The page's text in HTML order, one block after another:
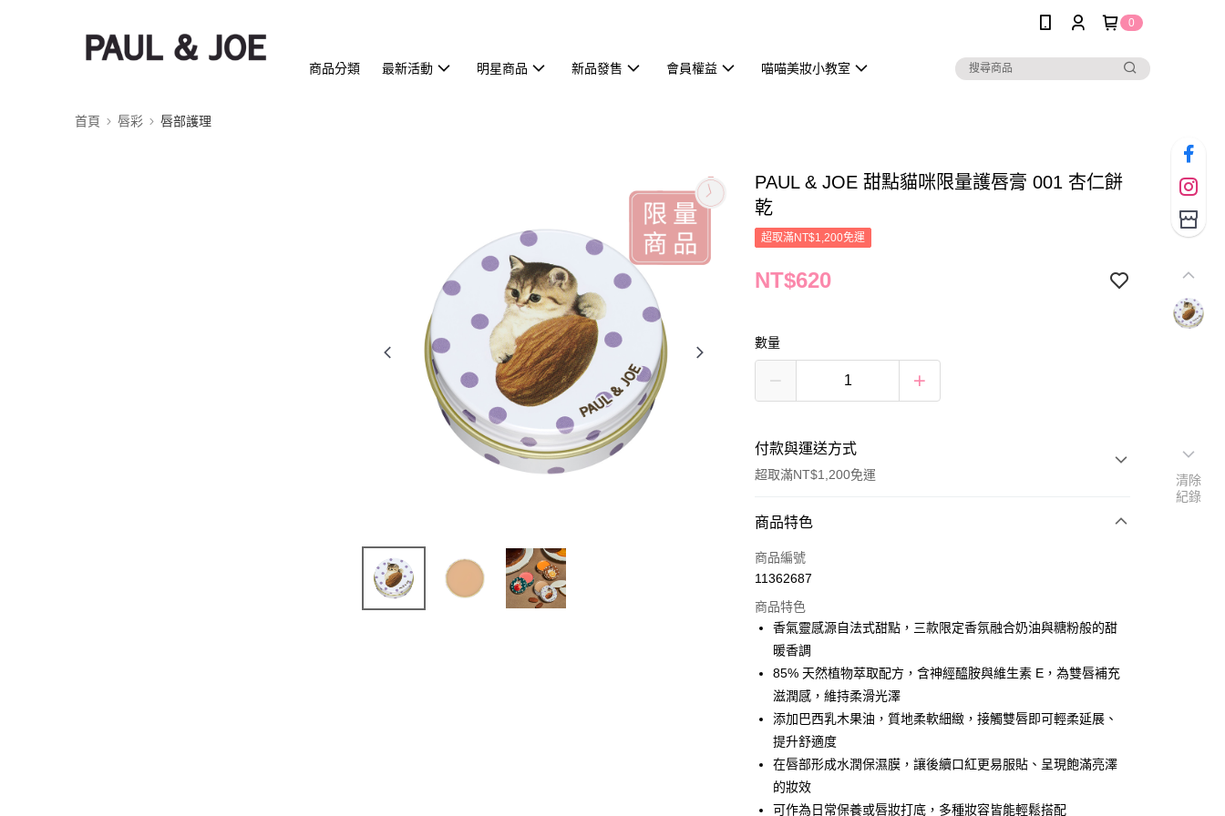
0
商品分類 最新活動 明星商品 新品發售 會員權益 喵喵美妝小教室
首頁 唇彩 唇部護理
PAUL & JOE 甜點貓咪限量護唇膏 001 杏仁餅
乾
超取滿NT$1,200免運
NT$620
數量
付款與運送方式
超取滿NT$1,200免運
付款方式
信用卡一次付款
3 期 0 利率 每期 NT$206 21家銀行
合作金庫商業銀行
華南商業銀行
彰化商業銀行
國泰世華商業銀行
臺灣中小企業銀行
台中商業銀行
匯豐（台灣）商業銀行
聯邦商業銀行
遠東國際商業銀行
元大商業銀行
LINE Pay
街口支付
運送方式
商品特色
商品編號
11362687
商品特色
香氣靈感源自法式甜點，三款限定香氛融合奶油與糖粉般的甜
暖香調
85% 天然植物萃取配方，含神經醯胺與維生素 E，為雙唇補充
滋潤感，維持柔滑光澤
添加巴西乳木果油，質地柔軟細緻，接觸雙唇即可輕柔延展、
提升舒適度
在唇部形成水潤保濕膜，讓後續口紅更易服貼、呈現飽滿亮澤
的妝效
可作為日常保養或唇妝打底，多種妝容皆能輕鬆搭配
清除
紀錄